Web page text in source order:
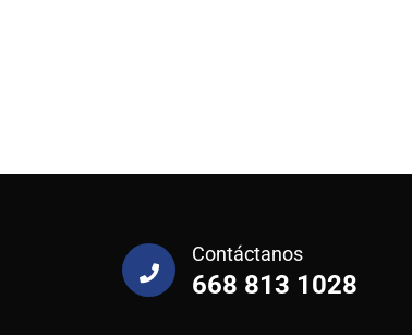
Contáctanos
668 813 1028